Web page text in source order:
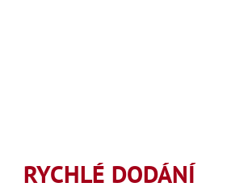
RYCHLÉ DODÁNÍ